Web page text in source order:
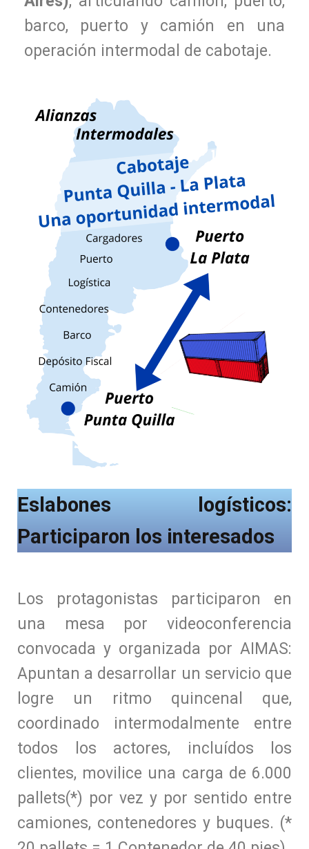
barco, puerto y camión en una
operación intermodal de cabotaje.
Eslabones logísticos:
Participaron los interesados
Los protagonistas participaron en
una mesa por videoconferencia
convocada y organizada por AIMAS:
Apuntan a desarrollar un servicio que
logre un ritmo quincenal que,
coordinado intermodalmente entre
todos los actores, incluídos los
clientes, movilice una carga de 6.000
pallets(*) por vez y por sentido entre
camiones, contenedores y buques. (*